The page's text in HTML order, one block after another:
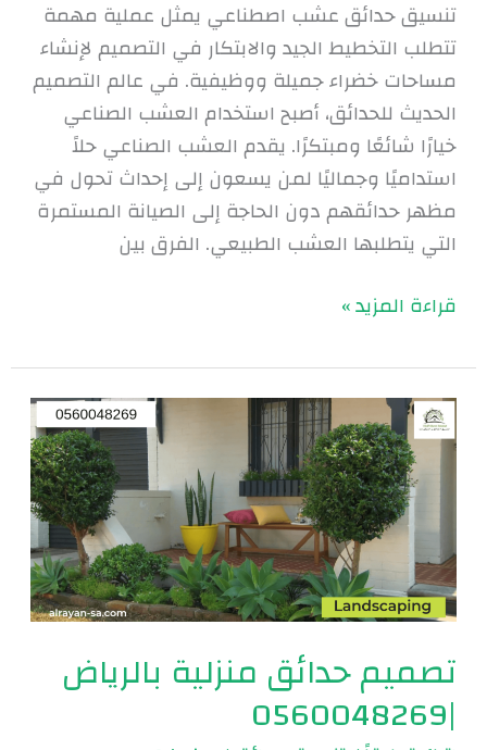
تنسيق حدائق عشب اصطناعي يمثل عملية مهمة
تتطلب التخطيط الجيد والابتكار في التصميم لإنشاء
مساحات خضراء جميلة ووظيفية. في عالم التصميم
الحديث للحدائق، أصبح استخدام العشب الصناعي
خيارًا شائعًا ومبتكرًا. يقدم العشب الصناعي حلاً
استداميًا وجماليًا لمن يسعون إلى إحداث تحول في
مظهر حدائقهم دون الحاجة إلى الصيانة المستمرة
التي يتطلبها العشب الطبيعي. الفرق بين
قراءة المزيد »
تصميم حدائق منزلية بالرياض
|0560048269
تصميم
حدائق
منزلية
بالرياض
|0560048269